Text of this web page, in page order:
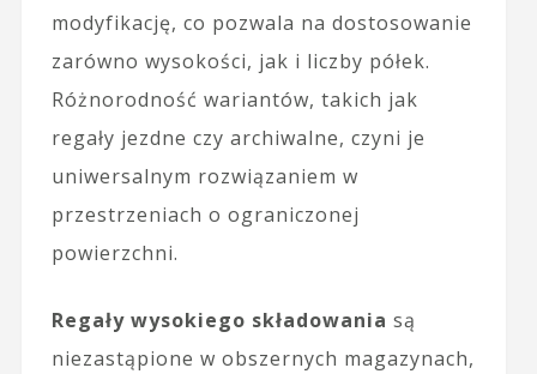
modyfikację, co pozwala na dostosowanie
zarówno wysokości, jak i liczby półek.
Różnorodność wariantów, takich jak
regały jezdne czy archiwalne, czyni je
uniwersalnym rozwiązaniem w
przestrzeniach o ograniczonej
powierzchni.
Regały wysokiego składowania są
niezastąpione w obszernych magazynach,